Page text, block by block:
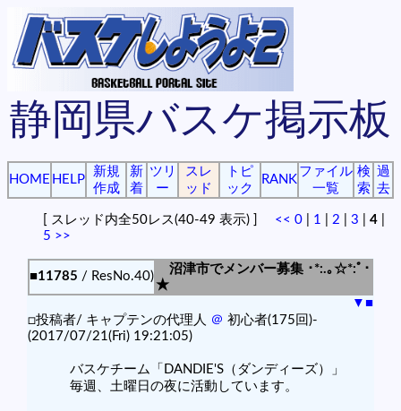
静岡県バスケ掲示板
HOME HELP
新規
作成
新
着
ツリ
ー
スレ
ッド
トピ
ック
RANK
ファイル
一覧
検
索
過
去
[ スレッド内全50レス(40-49 表示) ] << 0 1 2 3 4
5 >>
■11785 / ResNo.40)
沼津市でメンバー募集 ･*:.｡☆*:ﾟ･
★
▼ ■
□投稿者/ キャプテンの代理人 ＠ 初心者(175回)-
(2017/07/21(Fri) 19:21:05)
バスケチーム「DANDIE'S（ダンディーズ）」
毎週、土曜日の夜に活動しています。